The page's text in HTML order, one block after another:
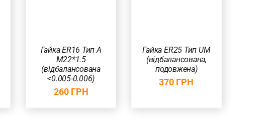
Гайка ER16 Тип А
М22*1.5
(відбалансована
<0.005-0.006)
260 ГРН
Гайка ER25 Тип UM
(відбалансована,
подовжена)
370 ГРН